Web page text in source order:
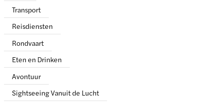
Transport
Reisdiensten
Rondvaart
Eten en Drinken
Avontuur
Sightseeing Vanuit de Lucht